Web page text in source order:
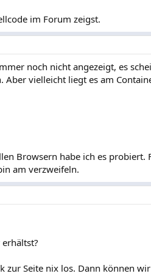
im Forum zeigst.
noch nicht angezeigt, es
vielleicht liegt es am
Browsern habe ich es probiert.
am verzweifeln.
zur Seite nix los. Dann können